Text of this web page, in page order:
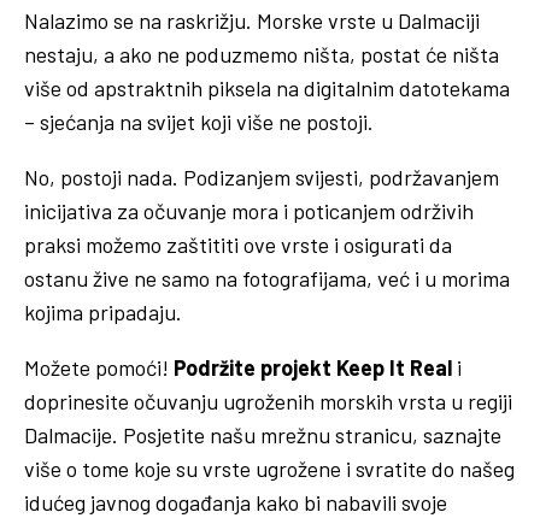
Nalazimo se na raskrižju. Morske vrste u Dalmaciji
nestaju, a ako ne poduzmemo ništa, postat će ništa
više od apstraktnih piksela na digitalnim datotekama
– sjećanja na svijet koji više ne postoji.
No, postoji nada. Podizanjem svijesti, podržavanjem
inicijativa za očuvanje mora i poticanjem održivih
praksi možemo zaštititi ove vrste i osigurati da
ostanu žive ne samo na fotografijama, već i u morima
kojima pripadaju.
Možete pomoći! Podržite projekt Keep It Real i
doprinesite očuvanju ugroženih morskih vrsta u regiji
Dalmacije. Posjetite našu mrežnu stranicu, saznajte
više o tome koje su vrste ugrožene i svratite do našeg
idućeg javnog događanja kako bi nabavili svoje